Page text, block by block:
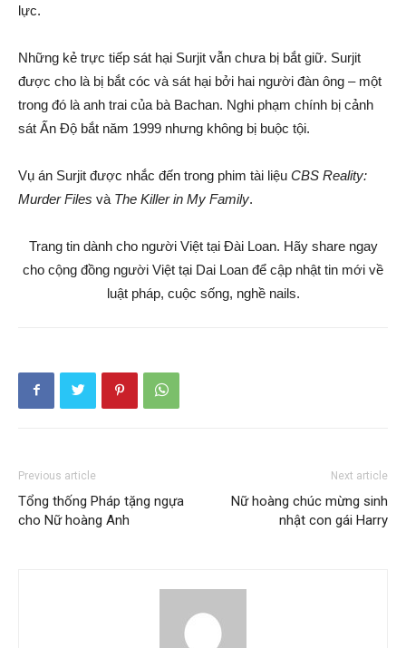
lực.
Những kẻ trực tiếp sát hại Surjit vẫn chưa bị bắt giữ. Surjit
được cho là bị bắt cóc và sát hại bởi hai người đàn ông – một
trong đó là anh trai của bà Bachan. Nghi phạm chính bị cảnh
sát Ấn Độ bắt năm 1999 nhưng không bị buộc tội.
Vụ án Surjit được nhắc đến trong phim tài liệu CBS Reality:
Murder Files và The Killer in My Family.
Trang tin dành cho người Việt tại Đài Loan. Hãy share ngay
cho cộng đồng người Việt tại Dai Loan để cập nhật tin mới về
luật pháp, cuộc sống, nghề nails.
Previous article
Tổng thống Pháp tặng ngựa
cho Nữ hoàng Anh
Next article
Nữ hoàng chúc mừng sinh
nhật con gái Harry